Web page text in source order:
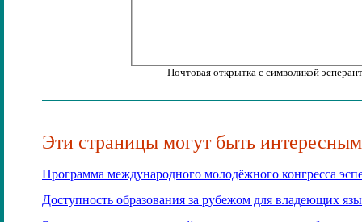
Почтовая открытка с символикой
Эти страницы могут быть
Программа международного молодёжного конгресса
Доступность образования за рубежом для владеющих